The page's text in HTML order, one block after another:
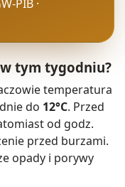
PIB ·
tym tygodniu?
temperatura
do 12°C. Przed
od godz.
przed burzami.
opady i porywy